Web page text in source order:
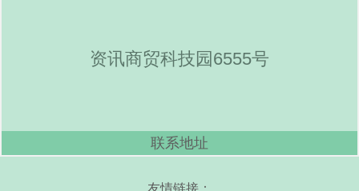
资讯商贸科技园6555号
联系地址
友情链接：